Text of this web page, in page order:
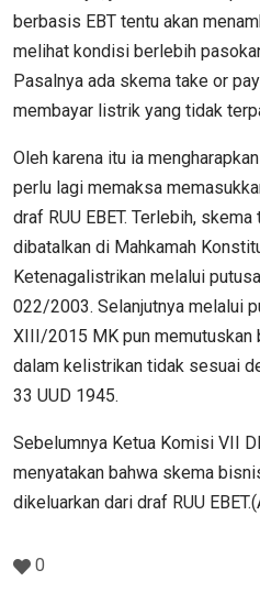
berbasis EBT tentu akan
melihat kondisi berlebih
Pasalnya ada skema take or
membayar listrik yang tidak
Oleh karena itu ia
perlu lagi memaksa
draf RUU EBET. Terlebih,
dibatalkan di Mahkamah
Ketenagalistrikan melalui
022/2003. Selanjutnya melalui
XIII/2015 MK pun memutuskan
dalam kelistrikan tidak sesuai
33 UUD 1945.
Sebelumnya Ketua Komisi VII
menyatakan bahwa skema
dikeluarkan dari draf RUU
0